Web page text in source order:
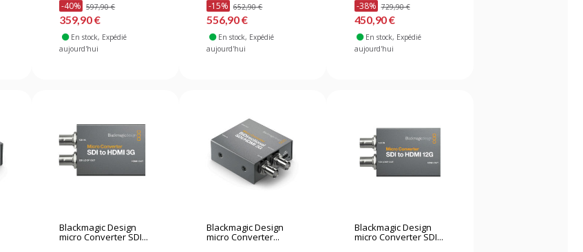
-40% 597,90 €
359,90 €
En stock, Expédié
aujourd'hui
-15% 652,90 €
556,90 €
En stock, Expédié
aujourd'hui
-38% 729,90 €
450,90 €
En stock, Expédié
aujourd'hui
Blackmagic Design
micro Converter SDI...
Blackmagic Design
micro Converter...
Blackmagic Design
micro Converter SDI...